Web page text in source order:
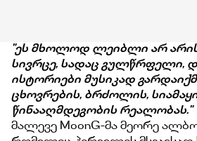
"ეს მხოლოდ ლეიბლი არ არის
სივრცე, სადაც გულწრფელი,
ისტორიები მუსიკად
ცხოვრების, ბრძოლის,
წინააღმდეგობის რეალობას."
მალევე MoonG-მა მეორე